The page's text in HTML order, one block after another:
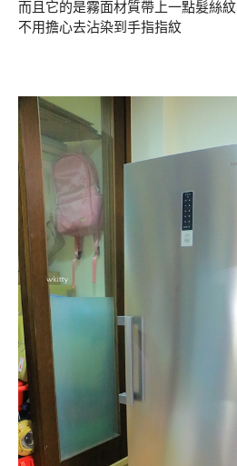
而且它的是霧面材質帶上一點髮絲紋
不用擔心去沾染到手指指紋